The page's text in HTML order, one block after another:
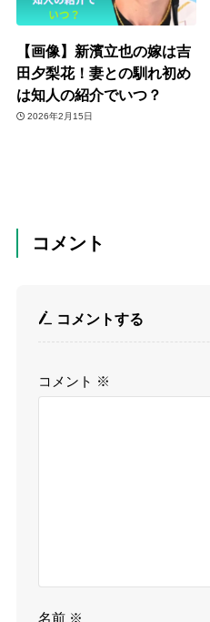
【画像】新濱立也の嫁は吉
田夕梨花！妻との馴れ初め
は知人の紹介でいつ？
2026年2月15日
コメント
コメントする
コメント ※
名前 ※